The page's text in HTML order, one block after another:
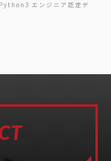
エンジニア認定デ